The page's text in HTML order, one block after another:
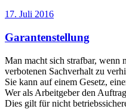
Veröffentlicht
17. Juli 2016
Garantenstellung
Man macht sich strafbar, wenn
verbotenen Sachverhalt zu
Sie kann auf einem Gesetz,
Wer als Arbeitgeber den
Dies gilt für nicht